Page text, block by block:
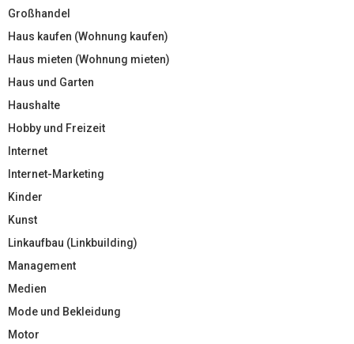
Großhandel
Haus kaufen (Wohnung kaufen)
Haus mieten (Wohnung mieten)
Haus und Garten
Haushalte
Hobby und Freizeit
Internet
Internet-Marketing
Kinder
Kunst
Linkaufbau (Linkbuilding)
Management
Medien
Mode und Bekleidung
Motor